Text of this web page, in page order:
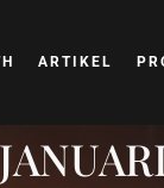
ARTIKEL